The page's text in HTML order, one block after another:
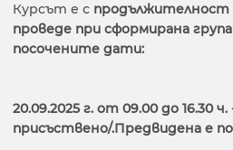
Курсът е с продължителност
проведе при сформирана
посочените дати:
20.09.2025 г. от 09.00 до 16.30 ч.
присъствено/.Предвидена е